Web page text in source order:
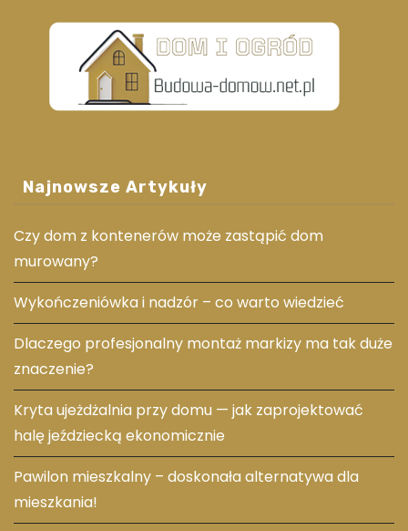
Najnowsze Artykuły
Czy dom z kontenerów może zastąpić dom
murowany?
Wykończeniówka i nadzór – co warto wiedzieć
Dlaczego profesjonalny montaż markizy ma tak duże
znaczenie?
Kryta ujeżdżalnia przy domu — jak zaprojektować
halę jeździecką ekonomicznie
Pawilon mieszkalny – doskonała alternatywa dla
mieszkania!